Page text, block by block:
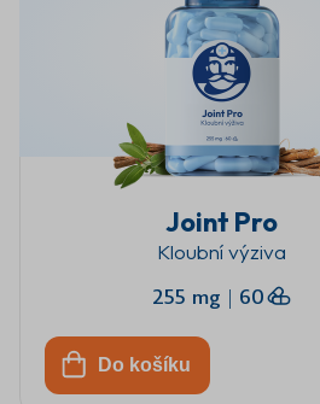
Joint Pro
Kloubní výziva
255 mg | 60
Do košíku